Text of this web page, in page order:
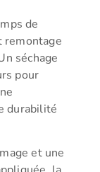
de
remontage
séchage
pour
durabilité
et une